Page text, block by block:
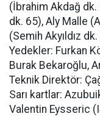
(İbrahim Akdağ
dk. 65), Aly Malle
(Semih Akyıldız
Yedekler: Furkan
Burak Bekaroğlu,
Teknik Direktör:
Sarı kartlar:
Valentin Eysseric